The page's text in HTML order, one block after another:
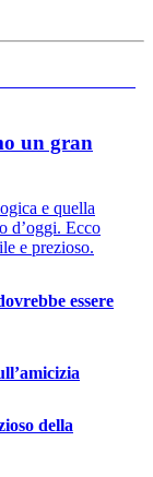
un gran
e quella
d’oggi. Ecco
e prezioso.
essere
della